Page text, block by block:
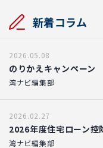
新着コラム
2026.05.08
のりかえキャンペーン
湾ナビ編集部
2026.02.27
2026年度住宅ローン控
湾ナビ編集部